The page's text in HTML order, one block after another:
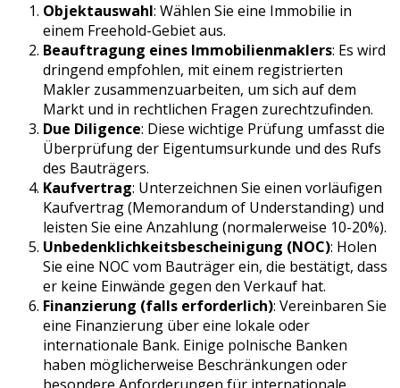
Objektauswahl: Wählen Sie eine Immobilie in
einem Freehold-Gebiet aus.
Beauftragung eines Immobilienmaklers: Es wird
dringend empfohlen, mit einem registrierten
Makler zusammenzuarbeiten, um sich auf dem
Markt und in rechtlichen Fragen zurechtzufinden.
Due Diligence: Diese wichtige Prüfung umfasst die
Überprüfung der Eigentumsurkunde und des Rufs
des Bauträgers.
Kaufvertrag: Unterzeichnen Sie einen vorläufigen
Kaufvertrag (Memorandum of Understanding) und
leisten Sie eine Anzahlung (normalerweise 10-20%).
Unbedenklichkeitsbescheinigung (NOC): Holen
Sie eine NOC vom Bauträger ein, die bestätigt, dass
er keine Einwände gegen den Verkauf hat.
Finanzierung (falls erforderlich): Vereinbaren Sie
eine Finanzierung über eine lokale oder
internationale Bank. Einige polnische Banken
haben möglicherweise Beschränkungen oder